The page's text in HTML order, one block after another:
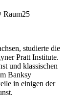
Raum25
studierte die
Pratt Institute.
und klassischen
Banksy
in einigen der